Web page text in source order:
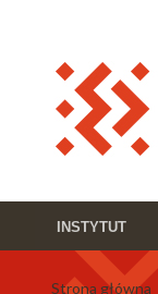
INSTYTUT
Strona główna